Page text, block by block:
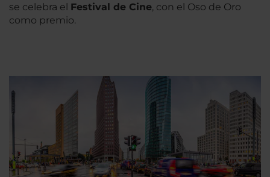
se celebra el Festival de Cine, con el Oso de Oro
como premio.